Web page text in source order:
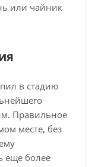
или чайник
в стадию
Правильное
месте, без
еще более